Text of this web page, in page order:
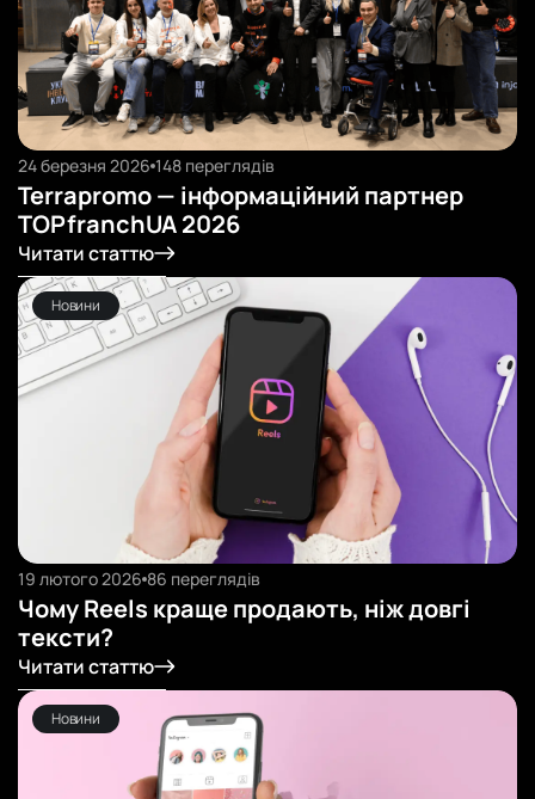
Читати статтю
24 березня 2026 148 переглядів
Terrapromo — інформаційний партнер
TOPfranchUA 2026
Читати статтю
Новини
Читати статтю
19 лютого 2026 86 переглядів
Чому Reels краще продають, ніж довгі
тексти?
Читати статтю
Новини